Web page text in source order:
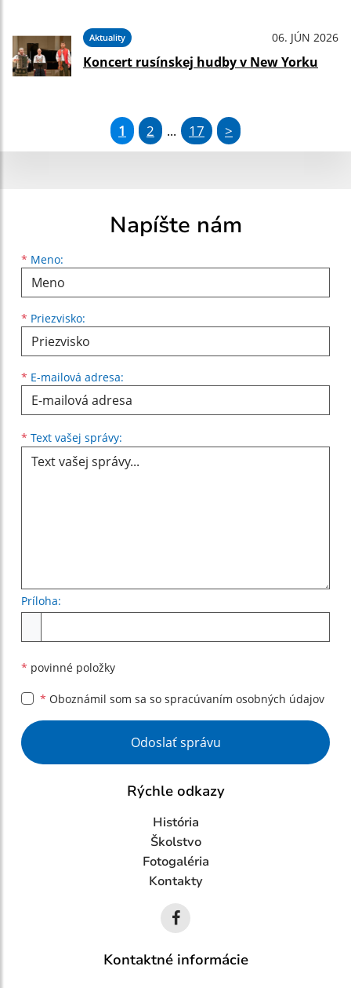
Aktuality 06. JÚN 2026
Koncert rusínskej hudby v New Yorku
1 2 ... 17 >
Napíšte nám
* Meno:
Meno
* Priezvisko:
Priezvisko
* E-mailová adresa:
E-mailová adresa
* Text vašej správy:
Príloha:
* povinné položky
* Oboznámil som sa so spracúvaním osobných údajov
Google reCaptcha Response
Odoslať správu
Rýchle odkazy
História
Školstvo
Fotogaléria
Kontakty
Kontaktné informácie